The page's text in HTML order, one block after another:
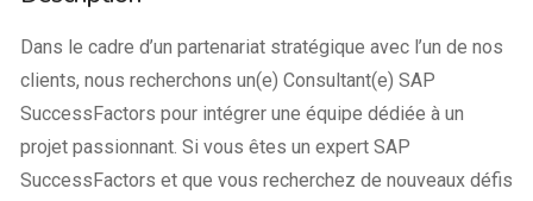
Dans le cadre d’un partenariat stratégique avec l’un de nos
clients, nous recherchons un(e) Consultant(e) SAP
SuccessFactors pour intégrer une équipe dédiée à un
projet passionnant. Si vous êtes un expert SAP
SuccessFactors et que vous recherchez de nouveaux défis